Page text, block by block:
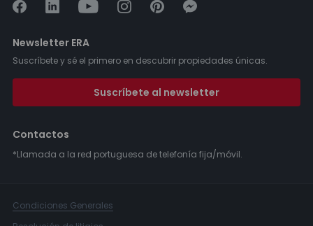
Newsletter ERA
Suscríbete y sé el primero en descubrir propiedades únicas.
Suscríbete al newsletter
Contactos
*Llamada a la red portuguesa de telefonía fija/móvil.
Condiciones Generales